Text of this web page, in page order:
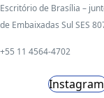
Escritório de Brasília –
de Embaixadas Sul SES
+55 11 4564-4702
Instagram